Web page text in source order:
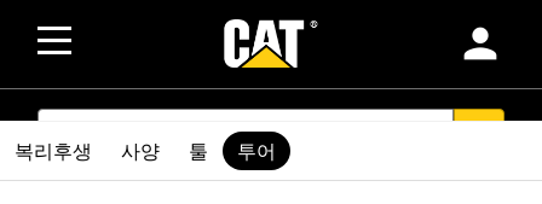
person
SEARCH
복리후생 사양 툴 투어